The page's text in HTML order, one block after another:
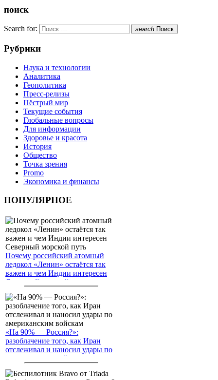
поиск
Search for: search Поиск
Рубрики
Наука и технологии
Аналитика
Геополитика
Пресс-релизы
Пёстрый мир
Текущие события
Глобальные вопросы
Для информации
Здоровье и красота
История
Общество
Точка зрения
Promo
Экономика и финансы
ПОПУЛЯРНОЕ
Почему российский атомный
ледокол «Ленин» остаётся так
важен и чем Индии интересен
Северный морской путь
«На 90% — Россия?»:
разоблачение того, как Иран
отслеживал и наносил удары по
американским войскам